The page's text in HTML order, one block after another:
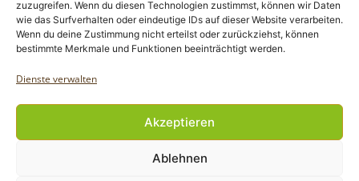
zuzugreifen. Wenn du diesen Technologien zustimmst, können wir Daten
wie das Surfverhalten oder eindeutige IDs auf dieser Website verarbeiten.
Wenn du deine Zustimmung nicht erteilst oder zurückziehst, können
bestimmte Merkmale und Funktionen beeinträchtigt werden.
Dienste verwalten
Akzeptieren
Ablehnen
info@gemmo.de
info@gemmo-community.at
Copyright Gemmo Community |